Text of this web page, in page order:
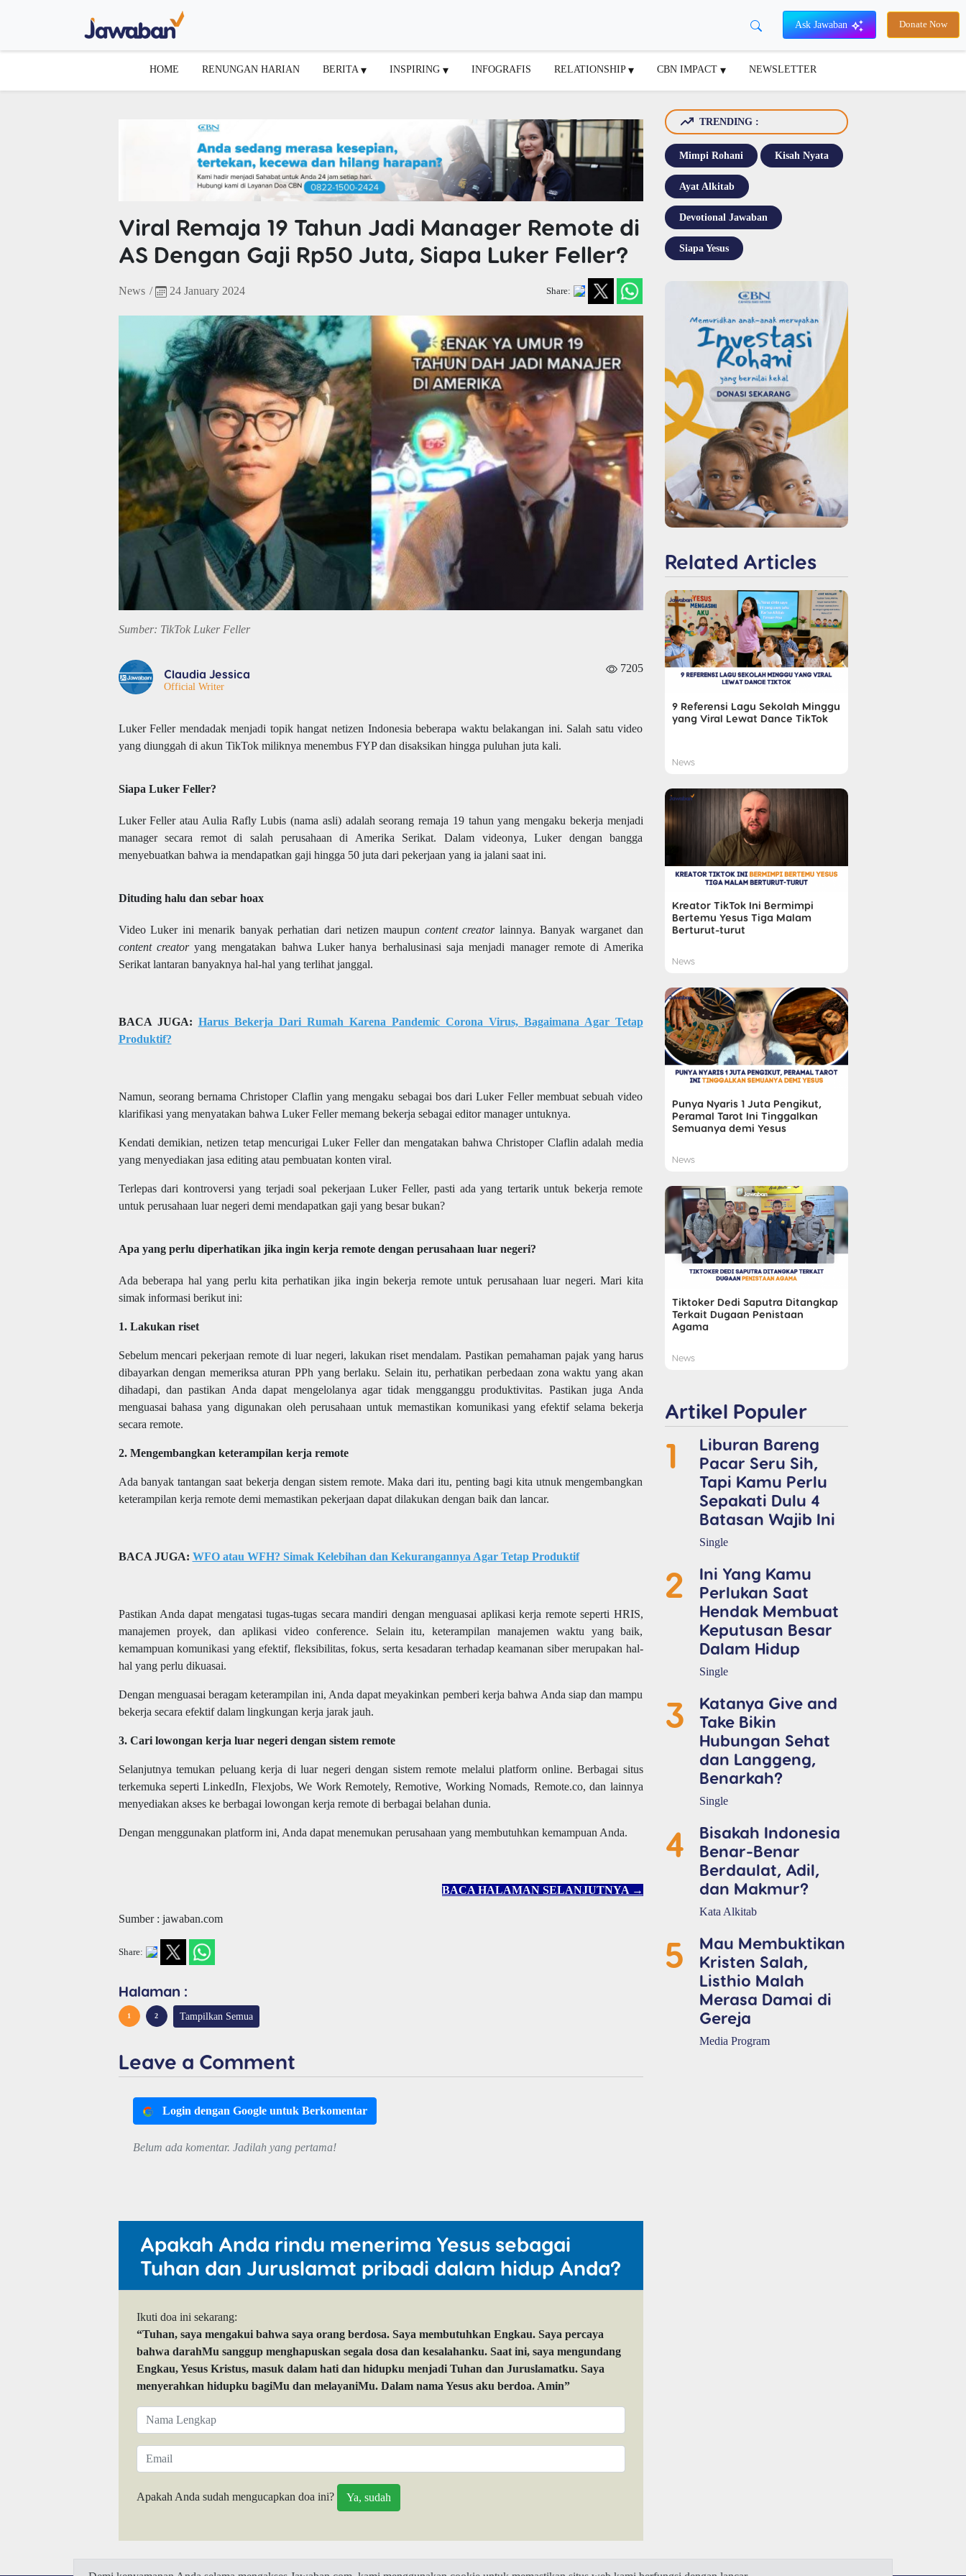
Ask Jawaban Donate Now
HOME RENUNGAN HARIAN BERITA INSPIRING INFOGRAFIS RELATIONSHIP CBN IMPACT NEWSLETTER
Viral Remaja 19 Tahun Jadi Manager Remote di
AS Dengan Gaji Rp50 Juta, Siapa Luker Feller?
News / 24 January 2024 Share:
Sumber: TikTok Luker Feller
Claudia Jessica
Official Writer
7205
Luker Feller mendadak menjadi topik hangat netizen Indonesia beberapa waktu belakangan ini. Salah satu video
yang diunggah di akun TikTok miliknya menembus FYP dan disaksikan hingga puluhan juta kali.
Siapa Luker Feller?
Luker Feller atau Aulia Rafly Lubis (nama asli) adalah seorang remaja 19 tahun yang mengaku bekerja menjadi
manager secara remot di salah perusahaan di Amerika Serikat. Dalam videonya, Luker dengan bangga
menyebuatkan bahwa ia mendapatkan gaji hingga 50 juta dari pekerjaan yang ia jalani saat ini.
Dituding halu dan sebar hoax
Video Luker ini menarik banyak perhatian dari netizen maupun content creatorlainnya. Banyak warganet dan
content creatoryang mengatakan bahwa Luker hanya berhalusinasi saja menjadi manager remote di Amerika
Serikat lantaran banyaknya hal-hal yang terlihat janggal.
BACA JUGA: Harus Bekerja Dari Rumah Karena Pandemic Corona Virus, Bagaimana Agar Tetap
Produktif?
Namun, seorang bernama Christoper Claflin yang mengaku sebagai bos dari Luker Feller membuat sebuah video
klarifikasi yang menyatakan bahwa Luker Feller memang bekerja sebagai editor manager untuknya.
Kendati demikian, netizen tetap mencurigai Luker Feller dan mengatakan bahwa Christoper Claflin adalah media
yang menyediakan jasa editing atau pembuatan konten viral.
Terlepas dari kontroversi yang terjadi soal pekerjaan Luker Feller, pasti ada yang tertarik untuk bekerja remote
untuk perusahaan luar negeri demi mendapatkan gaji yang besar bukan?
Apa yang perlu diperhatikan jika ingin kerja remote dengan perusahaan luar negeri?
Ada beberapa hal yang perlu kita perhatikan jika ingin bekerja remote untuk perusahaan luar negeri. Mari kita
simak informasi berikut ini:
1. Lakukan riset
Sebelum mencari pekerjaan remote di luar negeri, lakukan riset mendalam. Pastikan pemahaman pajak yang harus
dibayarkan dengan memeriksa aturan PPh yang berlaku. Selain itu, perhatikan perbedaan zona waktu yang akan
dihadapi, dan pastikan Anda dapat mengelolanya agar tidak mengganggu produktivitas. Pastikan juga Anda
menguasai bahasa yang digunakan oleh perusahaan untuk memastikan komunikasi yang efektif selama bekerja
secara remote.
2. Mengembangkan keterampilan kerja remote
Ada banyak tantangan saat bekerja dengan sistem remote. Maka dari itu, penting bagi kita utnuk mengembangkan
keterampilan kerja remote demi memastikan pekerjaan dapat dilakukan dengan baik dan lancar.
BACA JUGA: WFO atau WFH? Simak Kelebihan dan Kekurangannya Agar Tetap Produktif
Pastikan Anda dapat mengatasi tugas-tugas secara mandiri dengan menguasai aplikasi kerja remote seperti HRIS,
manajemen proyek, dan aplikasi video conference. Selain itu, keterampilan manajemen waktu yang baik,
kemampuan komunikasi yang efektif, fleksibilitas, fokus, serta kesadaran terhadap keamanan siber merupakan hal-
hal yang perlu dikuasai.
Dengan menguasai beragam keterampilan ini, Anda dapat meyakinkan pemberi kerja bahwa Anda siap dan mampu
bekerja secara efektif dalam lingkungan kerja jarak jauh.
3. Cari lowongan kerja luar negeri dengan sistem remote
Selanjutnya temukan peluang kerja di luar negeri dengan sistem remote melalui platform online. Berbagai situs
terkemuka seperti LinkedIn, Flexjobs, We Work Remotely, Remotive, Working Nomads, Remote.co, dan lainnya
menyediakan akses ke berbagai lowongan kerja remote di berbagai belahan dunia.
Dengan menggunakan platform ini, Anda dapat menemukan perusahaan yang membutuhkan kemampuan Anda.
BACA HALAMAN SELANJUTNYA →
Sumber : jawaban.com
Share:
Halaman :
1 2 Tampilkan Semua
Leave a Comment
Login dengan Google untuk Berkomentar
Belum ada komentar. Jadilah yang pertama!
Apakah Anda rindu menerima Yesus sebagai
Tuhan dan Juruslamat pribadi dalam hidup Anda?
Ikuti doa ini sekarang:
“Tuhan, saya mengakui bahwa saya orang berdosa. Saya membutuhkan Engkau. Saya percaya
bahwa darahMu sanggup menghapuskan segala dosa dan kesalahanku. Saat ini, saya mengundang
Engkau, Yesus Kristus, masuk dalam hati dan hidupku menjadi Tuhan dan Juruslamatku. Saya
menyerahkan hidupku bagiMu dan melayaniMu. Dalam nama Yesus aku berdoa. Amin”
Apakah Anda sudah mengucapkan doa ini?
TRENDING :
Mimpi Rohani Kisah Nyata
Ayat Alkitab
Devotional Jawaban
Siapa Yesus
Related Articles
9 Referensi Lagu Sekolah Minggu
yang Viral Lewat Dance TikTok
News
Kreator TikTok Ini Bermimpi
Bertemu Yesus Tiga Malam
Berturut-turut
News
Punya Nyaris 1 Juta Pengikut,
Peramal Tarot Ini Tinggalkan
Semuanya demi Yesus
News
Tiktoker Dedi Saputra Ditangkap
Terkait Dugaan Penistaan
Agama
News
Artikel Populer
1
Liburan Bareng
Pacar Seru Sih,
Tapi Kamu Perlu
Sepakati Dulu 4
Batasan Wajib Ini
Single
2
Ini Yang Kamu
Perlukan Saat
Hendak Membuat
Keputusan Besar
Dalam Hidup
Single
3
Katanya Give and
Take Bikin
Hubungan Sehat
dan Langgeng,
Benarkah?
Single
4
Bisakah Indonesia
Benar-Benar
Berdaulat, Adil,
dan Makmur?
Kata Alkitab
5
Mau Membuktikan
Kristen Salah,
Listhio Malah
Merasa Damai di
Gereja
Media Program